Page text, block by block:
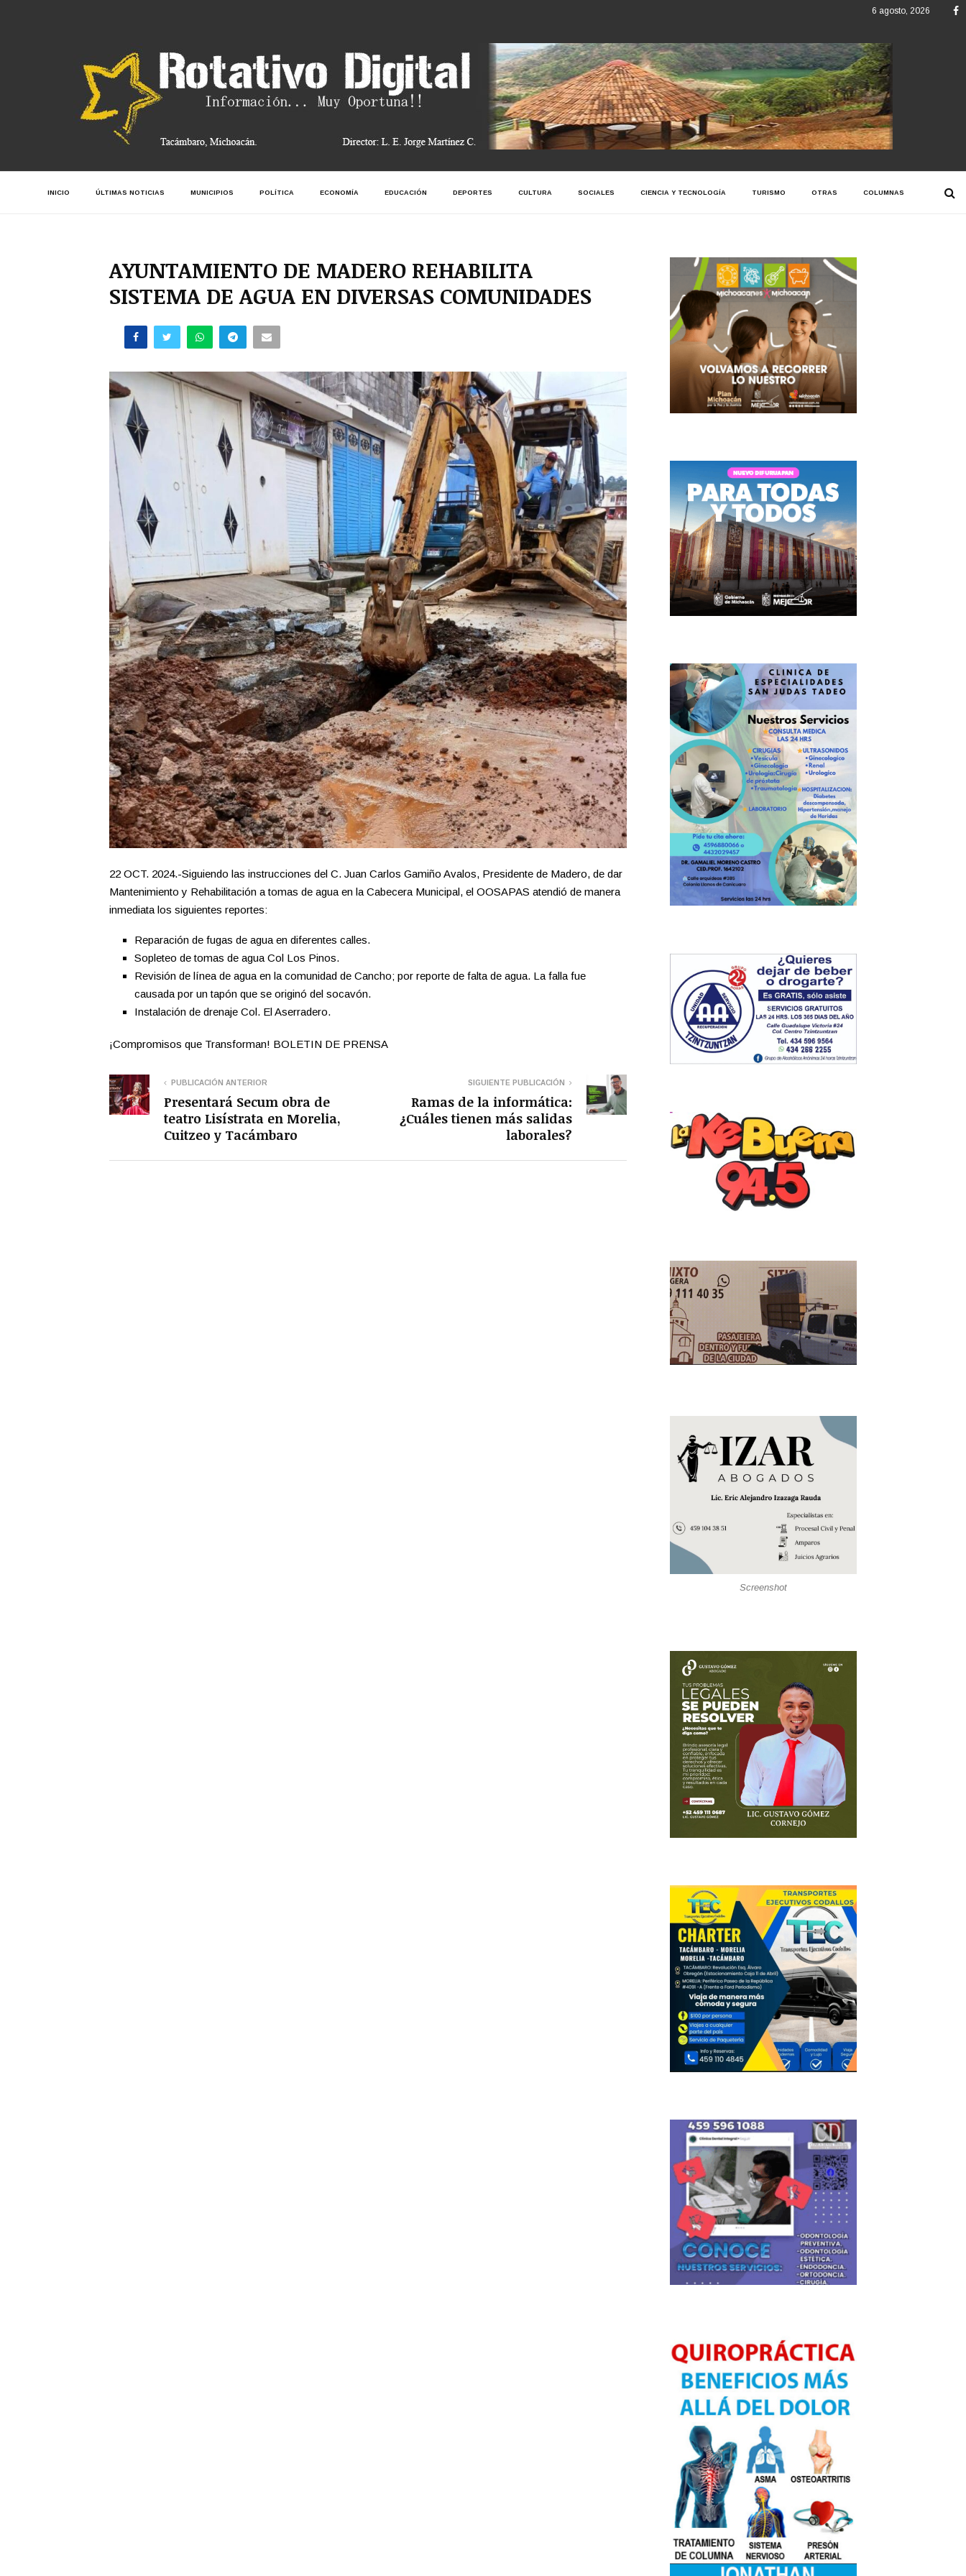
6 agosto, 2026
INICIO ÚLTIMAS NOTICIAS MUNICIPIOS POLÍTICA ECONOMÍA EDUCACIÓN DEPORTES CULTURA SOCIALES CIENCIA Y TECNOLOGÍA TURISMO OTRAS COLUMNAS
AYUNTAMIENTO DE MADERO REHABILITA
SISTEMA DE AGUA EN DIVERSAS COMUNIDADES
22 OCT. 2024.-Siguiendo las instrucciones del C. Juan Carlos Gamiño Avalos, Presidente de Madero, de dar
Mantenimiento y Rehabilitación a tomas de agua en la Cabecera Municipal, el OOSAPAS atendió de manera
inmediata los siguientes reportes:
Reparación de fugas de agua en diferentes calles.
Sopleteo de tomas de agua Col Los Pinos.
Revisión de línea de agua en la comunidad de Cancho; por reporte de falta de agua. La falla fue
causada por un tapón que se originó del socavón.
Instalación de drenaje Col. El Aserradero.
¡Compromisos que Transforman! BOLETIN DE PRENSA
PUBLICACIÓN ANTERIOR
Presentará Secum obra de
teatro Lisístrata en Morelia,
Cuitzeo y Tacámbaro
SIGUIENTE PUBLICACIÓN
Ramas de la informática:
¿Cuáles tienen más salidas
laborales?
Screenshot